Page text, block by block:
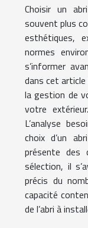
Choisir un
souvent plus
esthétiques,
normes
s’informer
dans cet
la gestion de
votre
L’analyse
choix d’un
présente des
sélection, il
précis du
capacité
de l’abri à